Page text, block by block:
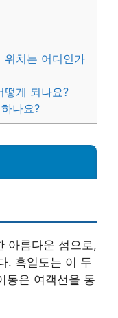
위치는 어디인가
떻게 되나요?
나요?
아름다운 섬으로,
. 흑일도는 이 두
동은 여객선을 통